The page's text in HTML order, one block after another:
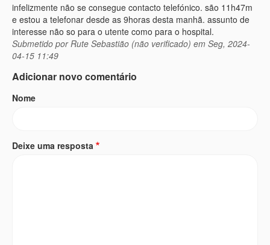
infelizmente não se consegue contacto telefónico. são 11h47m
e estou a telefonar desde as 9horas desta manhã. assunto de
interesse não so para o utente como para o hospital.
Submetido por Rute Sebastião (não verificado) em Seg, 2024-
04-15 11:49
Adicionar novo comentário
Nome
Deixe uma resposta